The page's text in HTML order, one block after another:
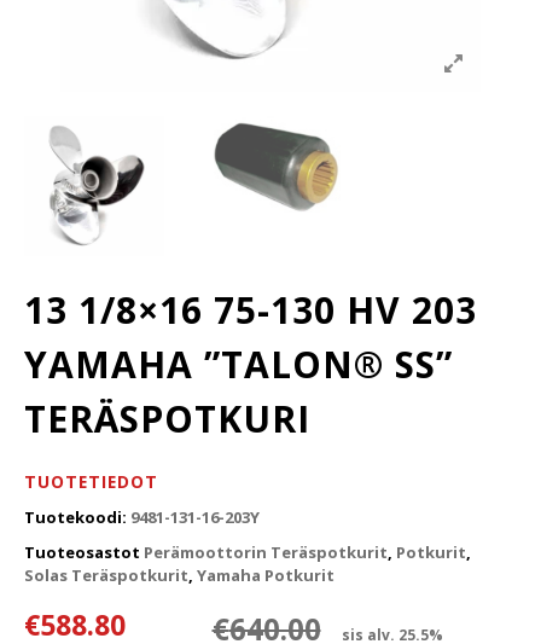
13 1/8×16 75-130 HV 203
YAMAHA ”TALON® SS”
TERÄSPOTKURI
TUOTETIEDOT
Tuotekoodi: 9481-131-16-203Y
Tuoteosastot Perämoottorin Teräspotkurit, Potkurit,
Solas Teräspotkurit, Yamaha Potkurit
€640.00
€588.80 Nykyinen
sis alv. 25.5%